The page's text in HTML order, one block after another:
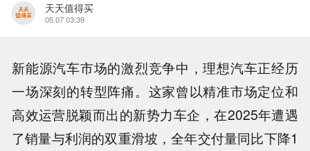
天天值得买
05.07 03:39
新能源汽车市场的激烈竞争中，理想汽车正经历
一场深刻的转型阵痛。这家曾以精准市场定位和
高效运营脱颖而出的新势力车企，在2025年遭遇
了销量与利润的双重滑坡，全年交付量同比下降1